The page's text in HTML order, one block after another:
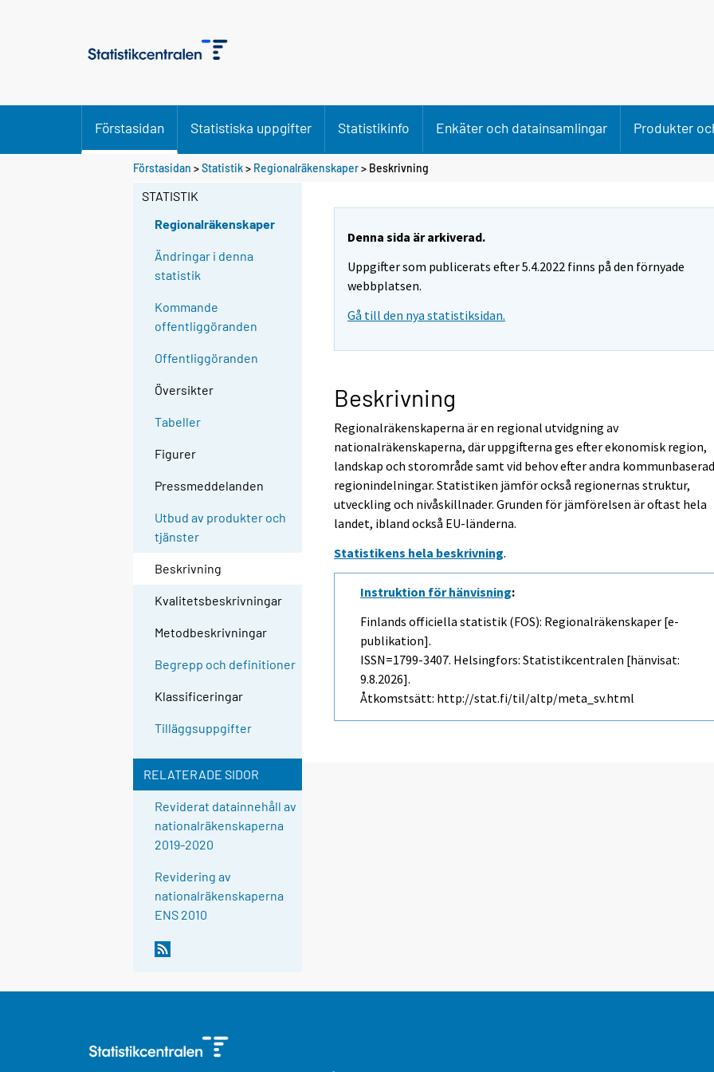
Förstasidan Statistiska uppgifter Statistikinfo Enkäter och datainsamlingar Produkter
Förstasidan >Statistik> Regionalräkenskaper> Beskrivning
STATISTIK
Regionalräkenskaper
Ändringar i denna
statistik
Kommande
offentliggöranden
Offentliggöranden
Översikter
Tabeller
Figurer
Pressmeddelanden
Utbud av produkter och
tjänster
Beskrivning
Kvalitetsbeskrivningar
Metodbeskrivningar
Begrepp och definitioner
Klassificeringar
Tilläggsuppgifter
RELATERADE SIDOR
Reviderat datainnehåll av
nationalräkenskaperna
2019-2020
Revidering av
nationalräkenskaperna
ENS 2010
Denna sida är arkiverad.
Uppgifter som publicerats efter 5.4.2022 finns på den förnyade
webbplatsen.
Gå till den nya statistiksidan.
Beskrivning
Regionalräkenskaperna är en regional utvidgning av
nationalräkenskaperna, där uppgifterna ges efter ekonomisk region,
landskap och storområde samt vid behov efter andra
regionindelningar. Statistiken jämför också regionernas struktur,
utveckling och nivåskillnader. Grunden för jämförelsen är oftast hela
landet, ibland också EU-länderna.
Statistikens hela beskrivning.
Instruktion för hänvisning:
Finlands officiella statistik (FOS): Regionalräkenskaper [e-
publikation].
ISSN=1799-3407. Helsingfors: Statistikcentralen [hänvisat:
9.8.2026].
Åtkomstsätt: http://stat.fi/til/altp/meta_sv.html